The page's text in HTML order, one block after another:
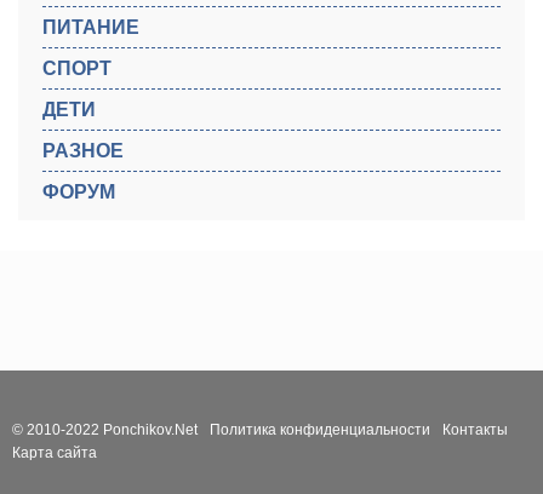
ПИТАНИЕ
СПОРТ
ДЕТИ
РАЗНОЕ
ФОРУМ
© 2010-2022 Ponchikov.Net Политика конфиденциальности
Контакты
Карта сайта